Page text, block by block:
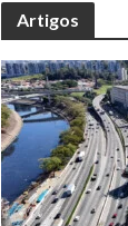
Artigos